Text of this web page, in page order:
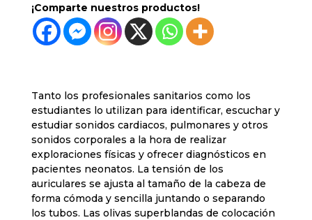
¡Comparte nuestros productos!
Tanto los profesionales sanitarios como los
estudiantes lo utilizan para identificar, escuchar y
estudiar sonidos cardiacos, pulmonares y otros
sonidos corporales a la hora de realizar
exploraciones físicas y ofrecer diagnósticos en
pacientes neonatos. La tensión de los
auriculares se ajusta al tamaño de la cabeza de
forma cómoda y sencilla juntando o separando
los tubos. Las olivas superblandas de colocación